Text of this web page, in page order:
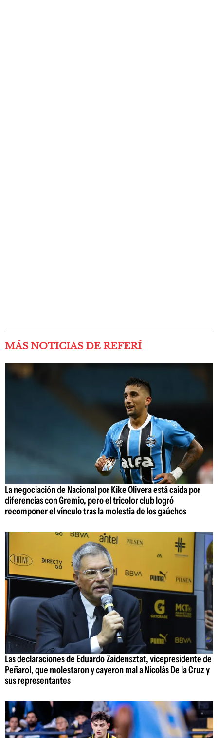
MÁS NOTICIAS DE REFERÍ
La negociación de Nacional por Kike Olivera está caída por
diferencias con Gremio, pero el tricolor club logró
recomponer el vínculo tras la molestia de los gaúchos
Las declaraciones de Eduardo Zaidensztat, vicepresidente de
Peñarol, que molestaron y cayeron mal a Nicolás De la Cruz y
sus representantes